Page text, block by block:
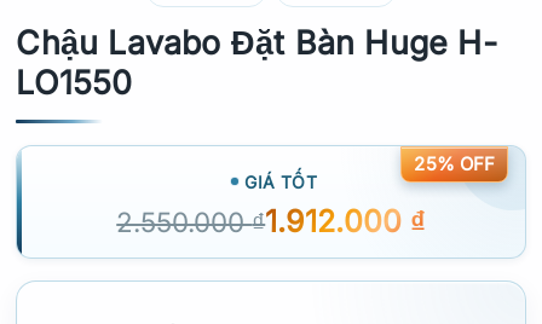
Chậu Lavabo Đặt Bàn Huge H-
LO1550
GIÁ TỐT
2.550.000₫1.912.000 ₫
25% OFF